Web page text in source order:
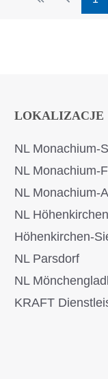
LOKALIZACJE
NL Monachium-
NL Monachium-
NL Monachium-
NL
Höhenkirchen-
NL Parsdorf
NL
KRAFT